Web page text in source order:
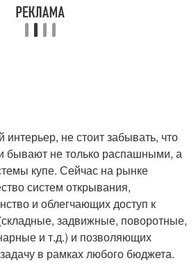
не стоит забывать, что
бывают не только распашными, а
купе. Сейчас на рынке
систем открывания,
и облегчающих доступ к
задвижные, поворотные,
и т.д.) и позволяющих
в рамках любого бюджета.